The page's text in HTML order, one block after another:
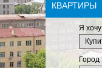
КВАРТИРЫ
Я хочу
Город